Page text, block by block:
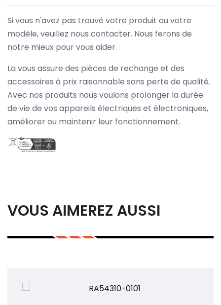
Si vous n'avez pas trouvé votre produit ou votre
modèle, veuillez nous contacter. Nous ferons de
notre mieux pour vous aider.
La vous assure des pièces de rechange et des
accessoires à prix raisonnable sans perte de qualité.
Avec nos produits nous voulons prolonger la durée
de vie de vos appareils électriques et électroniques,
améliorer ou maintenir leur fonctionnement.
VOUS AIMEREZ AUSSI